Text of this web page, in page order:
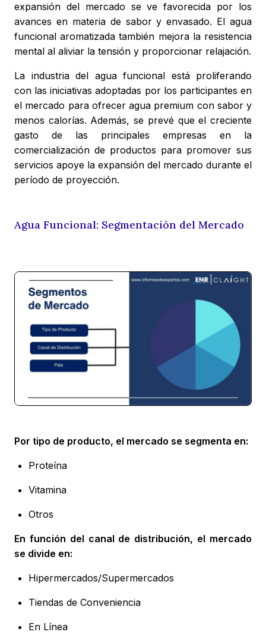
expansión del mercado se ve favorecida por los
avances en materia de sabor y envasado. El agua
funcional aromatizada también mejora la resistencia
mental al aliviar la tensión y proporcionar relajación.
La industria del agua funcional está proliferando
con las iniciativas adoptadas por los participantes en
el mercado para ofrecer agua premium con sabor y
menos calorías. Además, se prevé que el creciente
gasto de las principales empresas en la
comercialización de productos para promover sus
servicios apoye la expansión del mercado durante el
período de proyección.
Agua Funcional: Segmentación del Mercado
Por tipo de producto, el mercado se segmenta en:
Proteína
Vitamina
Otros
En función del canal de distribución, el mercado
se divide en:
Hipermercados/Supermercados
Tiendas de Conveniencia
En Línea